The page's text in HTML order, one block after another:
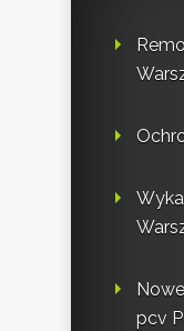
pcv